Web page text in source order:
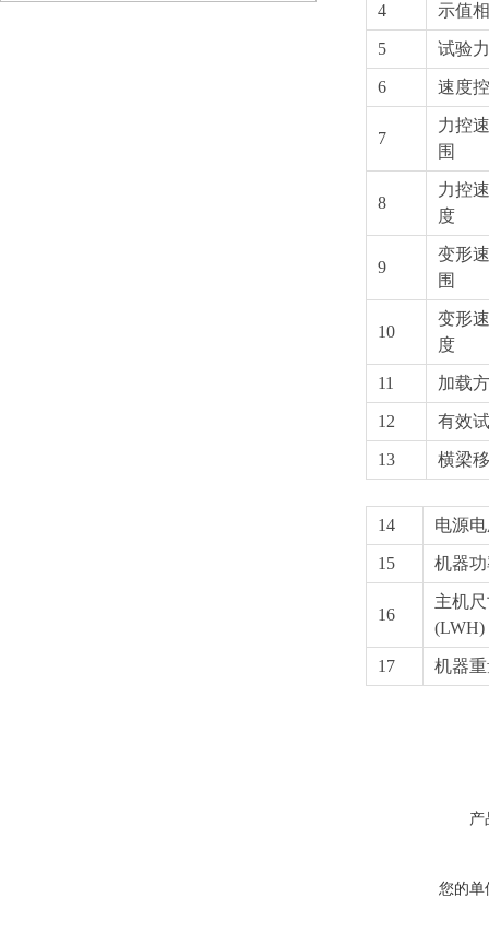
4 示值
5 试验
6 速度
7
力控
围
8
力控
度
9
变形
围
10
变形
度
11 加载
12 有效
13 横梁
14 电源
15 机器
16
主机
(LWH)
17 机器
产
您的单